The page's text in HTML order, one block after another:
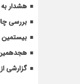
هشدار به
بررسی
بیستمین
گزارشی